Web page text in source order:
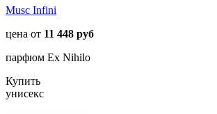
Musc Infini
цена от 11 448 руб
парфюм Ex Nihilo
Купить
унисекс